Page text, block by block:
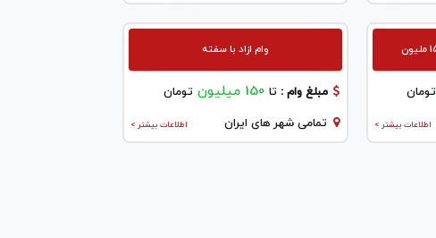
تومان
اطلاعات بیشتر >
وام ازاد با سفته
مبلغ وام :تا 150 میلیون تومان
اطلاعات بیشتر > تمامی شهر های ایران